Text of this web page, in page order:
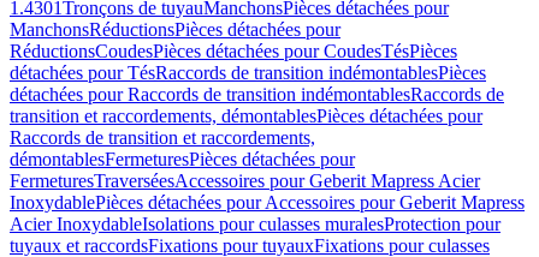
1.4301Tronçons de tuyauManchonsPièces détachées pour
ManchonsRéductionsPièces détachées pour
RéductionsCoudesPièces détachées pour CoudesTésPièces
détachées pour TésRaccords de transition indémontablesPièces
détachées pour Raccords de transition indémontablesRaccords de
transition et raccordements, démontablesPièces détachées pour
Raccords de transition et raccordements,
démontablesFermeturesPièces détachées pour
FermeturesTraverséesAccessoires pour Geberit Mapress Acier
InoxydablePièces détachées pour Accessoires pour Geberit Mapress
Acier InoxydableIsolations pour culasses muralesProtection pour
tuyaux et raccordsFixations pour tuyauxFixations pour culasses